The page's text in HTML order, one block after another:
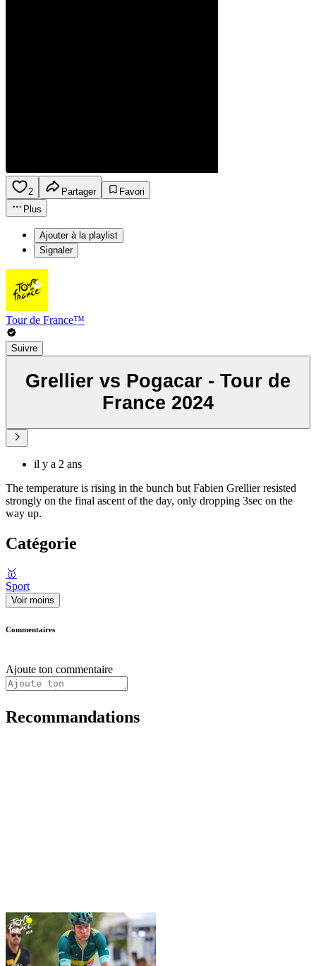
2 Partager
Favori
Plus
Ajouter à la playlist
Signaler
Tour de France™
Suivre
Grellier vs Pogacar - Tour de
France 2024
il y a 2 ans
The temperature is rising in the bunch but Fabien Grellier resisted
strongly on the final ascent of the day, only dropping 3sec on the
way up.
Catégorie
🥇
Sport
Voir moins
Commentaires
Ajoute ton commentaire
Recommandations